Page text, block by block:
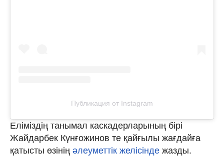
Публикация от Instagram
Еліміздің танымал каскадерларының бірі
Жайдарбек Күнғожинов те қайғылы жағдайға
қатысты өзінің әлеуметтік желісінде жазды.